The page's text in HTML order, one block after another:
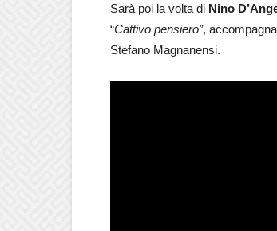
Sarà poi la volta di Nino
“Cattivo pensiero”,
Stefano Magnanensi.